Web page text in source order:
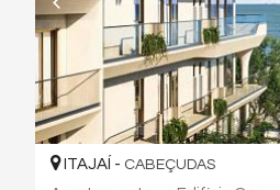
ITAJAÍ - CABEÇUDAS